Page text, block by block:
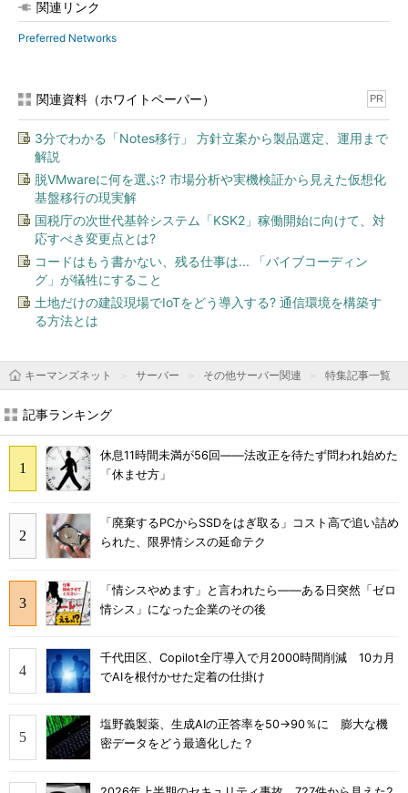
関連リンク
Preferred Networks
関連資料（ホワイトペーパー） PR
3分でわかる「Notes移行」 方針立案から製品選定、運用まで
解説
脱VMwareに何を選ぶ? 市場分析や実機検証から見えた仮想化
基盤移行の現実解
国税庁の次世代基幹システム「KSK2」稼働開始に向けて、対
応すべき変更点とは?
コードはもう書かない、残る仕事は... 「バイブコーディン
グ」が犠牲にすること
土地だけの建設現場でIoTをどう導入する? 通信環境を構築す
る方法とは
キーマンズネット サーバー その他サーバー関連 特集記事一覧
記事ランキング
休息11時間未満が56回――法改正を待たず問われ始めた
「休ませ方」
「廃棄するPCからSSDをはぎ取る」コスト高で追い詰め
られた、限界情シスの延命テク
「情シスやめます」と言われたら――ある日突然「ゼロ
情シス」になった企業のその後
千代田区、Copilot全庁導入で月2000時間削減 10カ月
でAIを根付かせた定着の仕掛け
塩野義製薬、生成AIの正答率を50→90％に 膨大な機
密データをどう最適化した？